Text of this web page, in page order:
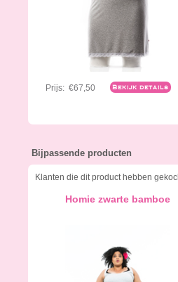
Prijs: €67,50 Bekijk details
Bijpassende producten
Klanten die dit product hebben
Homie zwarte bamboe